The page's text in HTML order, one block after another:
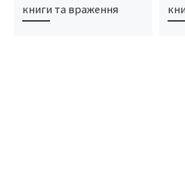
книги та враження